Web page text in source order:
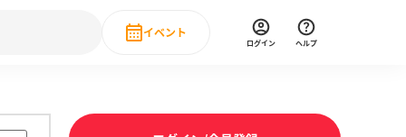
イベント
直近のイベント一覧
ログイン ヘルプ